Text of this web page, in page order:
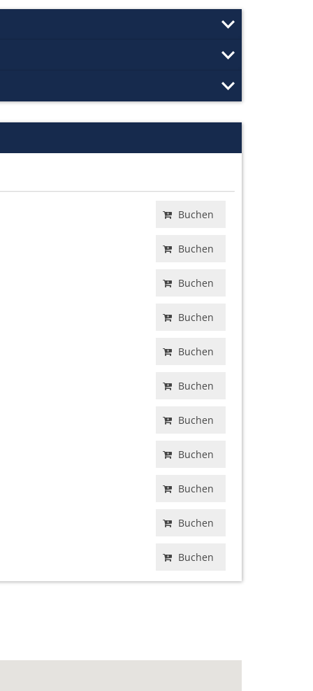
Buchen
Buchen
Buchen
Buchen
Buchen
Buchen
Buchen
Buchen
Buchen
Buchen
Buchen